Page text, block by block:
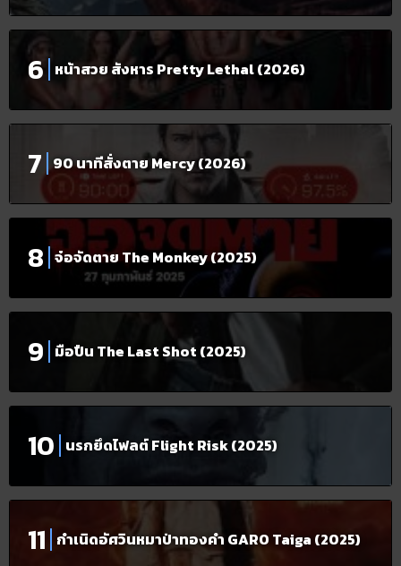
หน้าสวย สังหาร Pretty Lethal (2026)
90 นาทีสั่งตาย Mercy (2026)
จ๋อจัดตาย The Monkey (2025)
มือปืน The Last Shot (2025)
นรกยึดไฟลต์ Flight Risk (2025)
กำเนิดอัศวินหมาป่าทองคำ GARO Taiga (2025)